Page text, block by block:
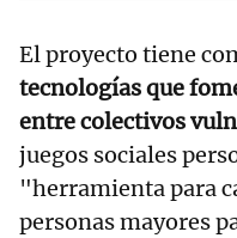
El proyecto tiene
tecnologías que
entre colectivos
juegos sociales
"herramienta para
personas mayores